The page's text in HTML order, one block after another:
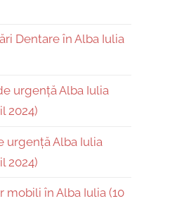
Dentare în Alba Iulia
urgență Alba Iulia
2024)
urgență Alba Iulia
2024)
mobili în Alba Iulia (10